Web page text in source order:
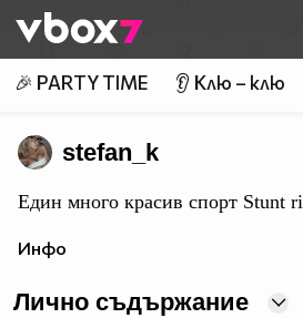
👾
🎉 PARTY TIME 👂 Клю – клю
stefan_k
Eдин много красив спорт Stunt
Инфо
Лично съдържание